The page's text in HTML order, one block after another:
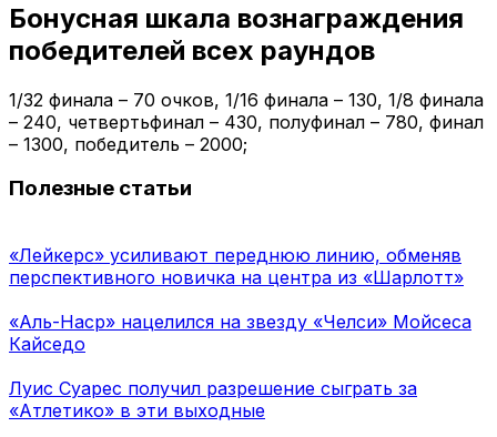
Бонусная шкала вознаграждения
победителей всех раундов
1/32 финала – 70 очков, 1/16 финала – 130, 1/8 финала
– 240, четвертьфинал – 430, полуфинал – 780, финал
– 1300, победитель – 2000;
Полезные статьи
«Лейкерс» усиливают переднюю линию, обменяв
перспективного новичка на центра из «Шарлотт»
«Аль-Наср» нацелился на звезду «Челси» Мойсеса
Кайседо
Луис Суарес получил разрешение сыграть за
«Атлетико» в эти выходные